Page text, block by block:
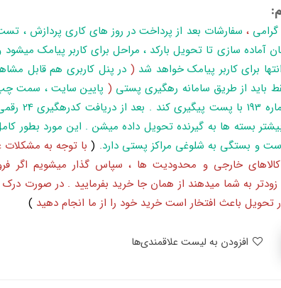
، سفارشات بعد از پرداخت در روز های کاری پردازش ،
برای کاربر پیامک خواهد شد ( در پنل کاربری هم قابل
باید از طریق سامانه رهگیری پستی ( پایین سایت ، سمت
بسته ها به گیرنده تحویل داده میشن . این مورد بطور
و بستگی به شلوغی مراکز پستی دارد.
(با توجه به
کالاهای خارجی و محدودیت ها ، سپاس گذار میشویم اگر
به شما میدهند از همان جا خرید بفرمایید . در صورت
تحویل باعث افتخار است خرید خود را از ما انجام دهید )